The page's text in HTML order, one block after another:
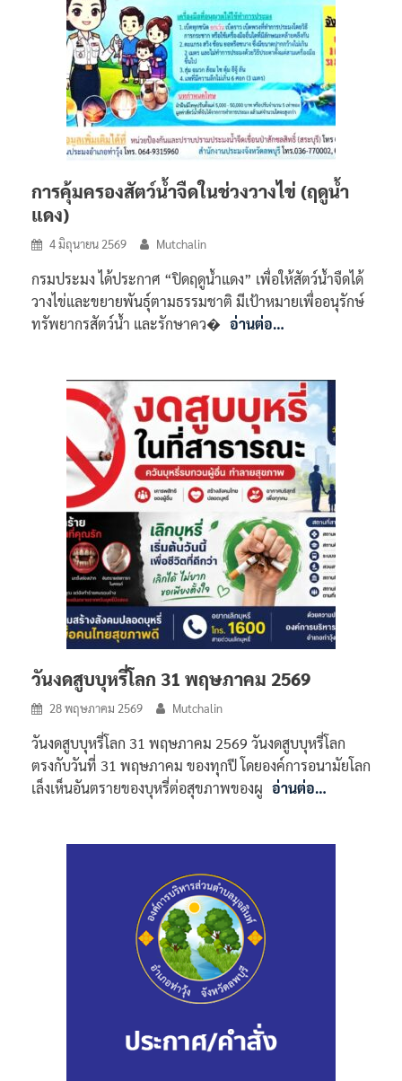
การคุ้มครองสัตว์น้ำจืดในช่วงวางไข่ (ฤดูน้ำ
แดง)
4 มิถุนายน 2569 Mutchalin
กรมประมง ได้ประกาศ “ปิดฤดูน้ำแดง” เพื่อให้สัตว์น้ำจืดได้
วางไข่และขยายพันธุ์ตามธรรมชาติ มีเป้าหมายเพื่ออนุรักษ์
ทรัพยากรสัตว์น้ำ และรักษาคว� อ่านต่อ…
วันงดสูบบุหรี่โลก 31 พฤษภาคม 2569
28 พฤษภาคม 2569 Mutchalin
วันงดสูบบุหรี่โลก 31 พฤษภาคม 2569 วันงดสูบบุหรี่โลก
ตรงกับวันที่ 31 พฤษภาคม ของทุกปี โดยองค์การอนามัยโลก
เล็งเห็นอันตรายของบุหรี่ต่อสุขภาพของผู อ่านต่อ…